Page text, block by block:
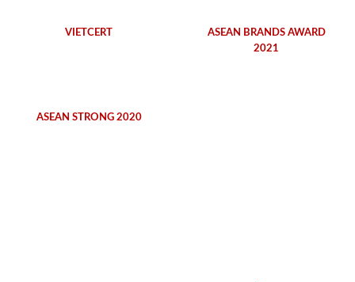
VIETCERT
ASEAN BRANDS AWARD
2021
ASEAN STRONG 2020